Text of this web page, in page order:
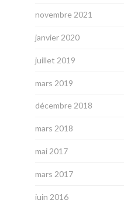
novembre 2021
janvier 2020
juillet 2019
mars 2019
décembre 2018
mars 2018
mai 2017
mars 2017
juin 2016